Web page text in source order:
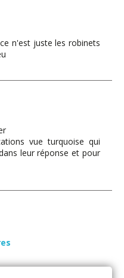
n'est juste les robinets
vue turquoise qui
leur réponse et pour